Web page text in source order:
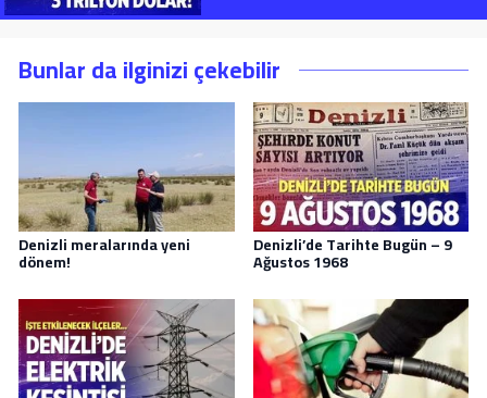
Bunlar da ilginizi çekebilir
Denizli meralarında yeni
dönem!
Denizli’de Tarihte Bugün – 9
Ağustos 1968